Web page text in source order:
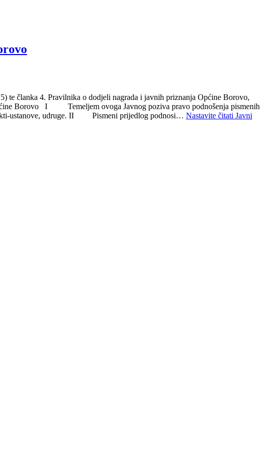
te članka 4. Pravilnika o dodjeli nagrada i javnih priznanja Općine Borovo,
Borovo I Temeljem ovoga Javnog poziva pravo podnošenja pismenih
ustanove, udruge. II Pismeni prijedlog podnosi… Nastavite čitati Javni